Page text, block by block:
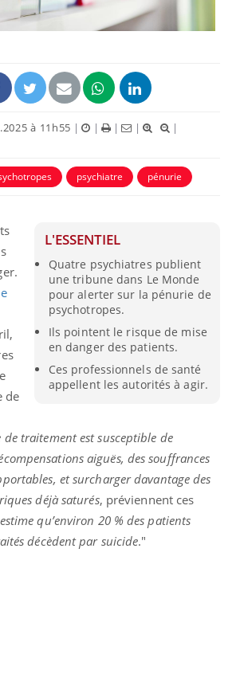
à 11h55 | | | |
|
psychiatre pénurie
L'ESSENTIEL
Quatre psychiatres publient
une tribune dans Le Monde
pour alerter sur la pénurie de
psychotropes.
Ils pointent le risque de mise
en danger des patients.
Ces professionnels de santé
appellent les autorités à agir.
de
traitement est susceptible de
aiguës, des souffrances
et surcharger davantage des
déjà saturés, préviennent ces
qu’environ 20 % des patients
décèdent par suicide."